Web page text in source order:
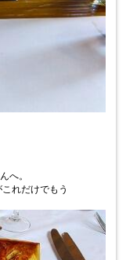
へ。
れだけでもう